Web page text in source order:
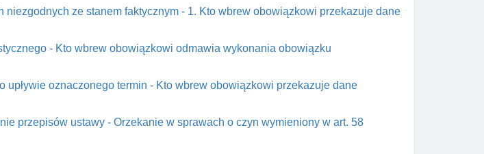
ze stanem faktycznym - 1. Kto wbrew obowiązkowi przekazuje dane
- Kto wbrew obowiązkowi odmawia wykonania obowiązku
oznaczonego termin - Kto wbrew obowiązkowi przekazuje dane
przepisów ustawy - Orzekanie w sprawach o czyn wymieniony w art. 58